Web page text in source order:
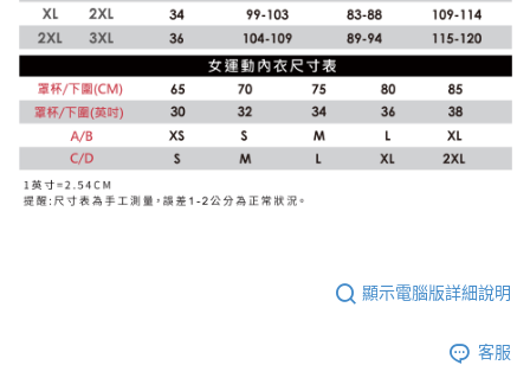
顯示電腦版詳細說明
客服